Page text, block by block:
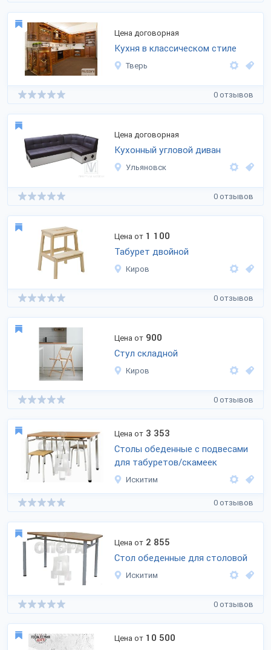
Цена договорная
Кухня в классическом стиле
Тверь
0 отзывов
Цена договорная
Кухонный угловой диван
Ульяновск
0 отзывов
Цена от 1 100
Табурет двойной
Киров
0 отзывов
Цена от 900
Стул складной
Киров
0 отзывов
Цена от 3 353
Столы обеденные с подвесами
для табуретов/скамеек
Искитим
0 отзывов
Цена от 2 855
Стол обеденные для столовой
Искитим
0 отзывов
Цена от 10 500